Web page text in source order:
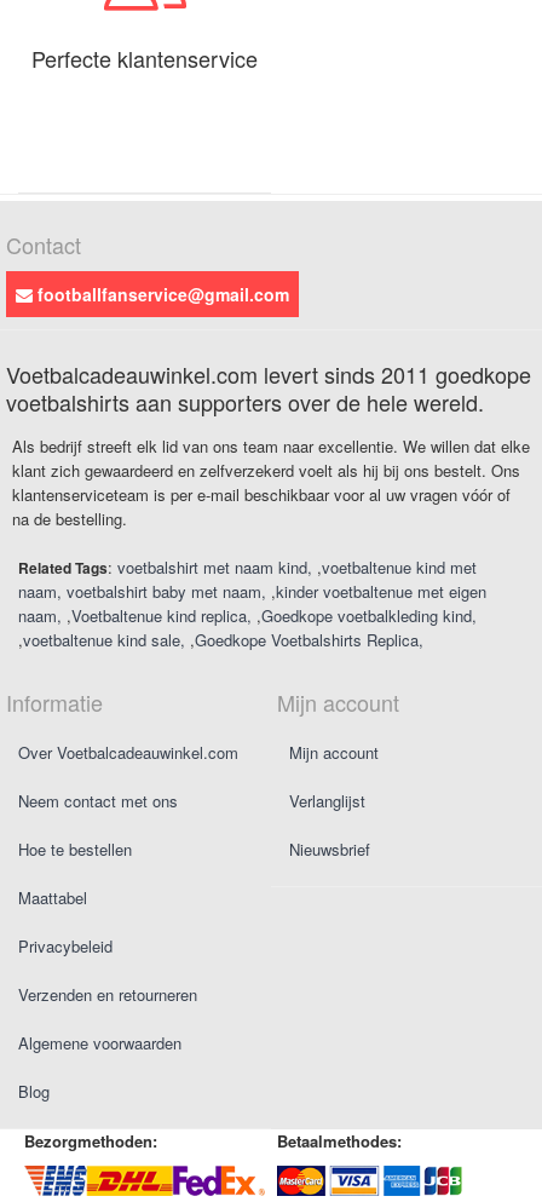
Perfecte klantenservice
Contact
footballfanservice@gmail.com
Voetbalcadeauwinkel.com levert sinds 2011 goedkope
voetbalshirts aan supporters over de hele wereld.
Als bedrijf streeft elk lid van ons team naar excellentie. We willen dat elke
klant zich gewaardeerd en zelfverzekerd voelt als hij bij ons bestelt. Ons
klantenserviceteam is per e-mail beschikbaar voor al uw vragen vóór of
na de bestelling.
Related Tags: voetbalshirt met naam kind ,voetbaltenue kind met
naam voetbalshirt baby met naam ,kinder voetbaltenue met eigen
naam ,Voetbaltenue kind replica ,Goedkope voetbalkleding kind
,voetbaltenue kind sale ,Goedkope Voetbalshirts Replica
Informatie
Over Voetbalcadeauwinkel.com
Neem contact met ons
Hoe te bestellen
Maattabel
Privacybeleid
Verzenden en retourneren
Algemene voorwaarden
Blog
Mijn account
Mijn account
Verlanglijst
Nieuwsbrief
Bezorgmethoden: Betaalmethodes: